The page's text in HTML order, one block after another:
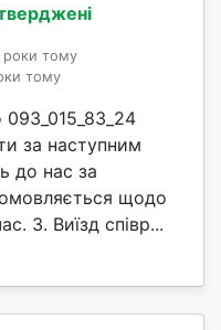
роки тому
тому
093_015_83_24
за наступним
до нас за
щодо
3. Виїзд співр...